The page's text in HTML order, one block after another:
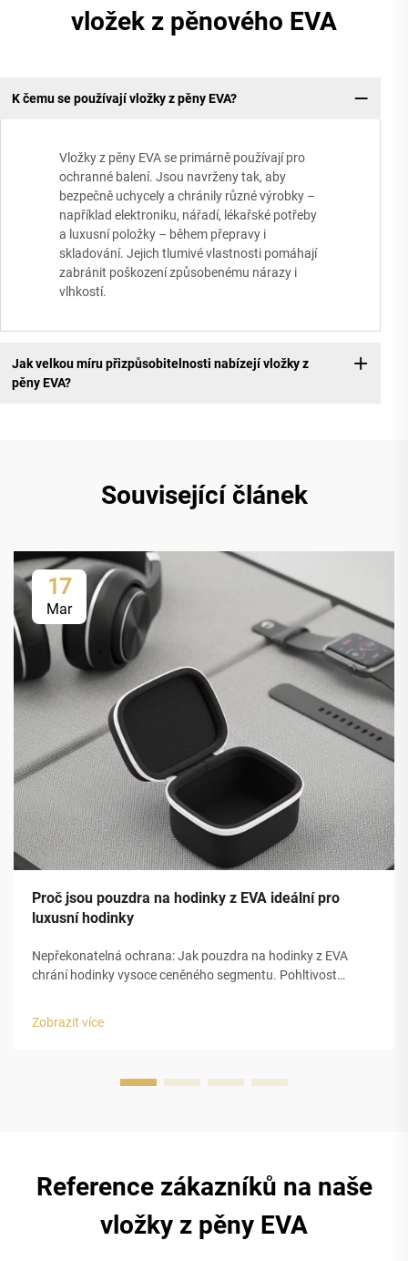
vložek z pěnového EVA
K čemu se používají vložky z pěny EVA?
Vložky z pěny EVA se primárně používají pro
ochranné balení. Jsou navrženy tak, aby
bezpečně uchycely a chránily různé výrobky –
například elektroniku, nářadí, lékařské potřeby
a luxusní položky – během přepravy i
skladování. Jejich tlumivé vlastnosti pomáhají
zabránit poškození způsobenému nárazy i
vlhkostí.
Jak velkou míru přizpůsobitelnosti nabízejí vložky z
pěny EVA?
Související článek
17
Mar
Proč jsou pouzdra na hodinky z EVA ideální pro
luxusní hodinky
Nepřekonatelná ochrana: Jak pouzdra na hodinky z EVA
chrání hodinky vysoce ceněného segmentu. Pohltivost
Zobrazit více
Reference zákazníků na naše
vložky z pěny EVA